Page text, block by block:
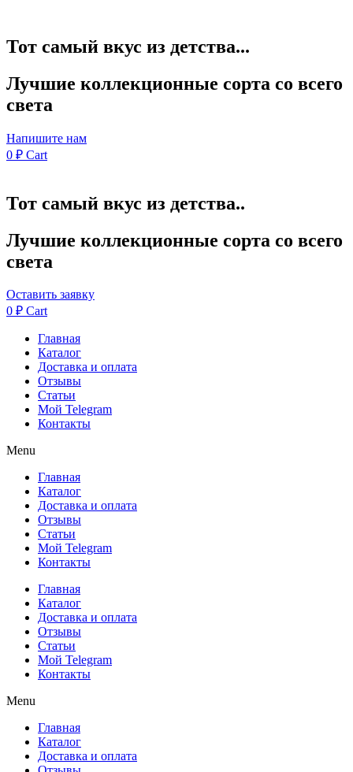
Тот самый вкус из детства...
Лучшие коллекционные сорта со всего
света
Напишите нам
0 ₽ Cart
Тот самый вкус из детства..
Лучшие коллекционные сорта со всего
света
Оставить заявку
0 ₽ Cart
Главная
Каталог
Доставка и оплата
Отзывы
Статьи
Мой Telegram
Контакты
Menu
Главная
Каталог
Доставка и оплата
Отзывы
Статьи
Мой Telegram
Контакты
Главная
Каталог
Доставка и оплата
Отзывы
Статьи
Мой Telegram
Контакты
Menu
Главная
Каталог
Доставка и оплата